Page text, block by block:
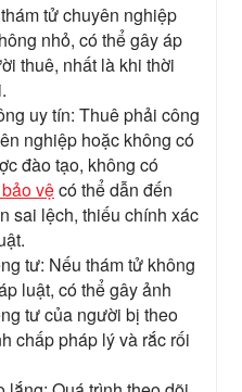
tử chuyên nghiệp
nhỏ, có thể gây áp
thuê, nhất là khi thời
uy tín: Thuê phải công
nghiệp hoặc không có
đào tạo, không có
vệcó thể dẫn đến
sai lệch, thiếu chính xác
tư: Nếu thám tử không
luật, có thể gây ảnh
tư của người bị theo
chấp pháp lý và rắc rối